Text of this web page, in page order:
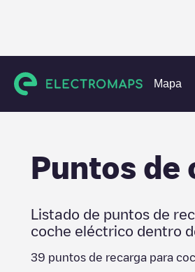
Mapa
Estaciones de carga Francia
Puntos de
Listado de puntos de
coche eléctrico dentro
39 puntos de recarga para